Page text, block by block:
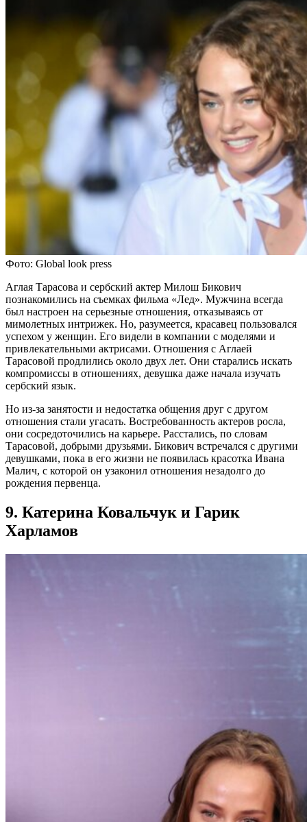
Фото: Global look press
Аглая Тарасова и сербский актер Милош Бикович
познакомились на съемках фильма «Лед». Мужчина всегда
был настроен на серьезные отношения, отказываясь от
мимолетных интрижек. Но, разумеется, красавец пользовался
успехом у женщин. Его видели в компании с моделями и
привлекательными актрисами. Отношения с Аглаей
Тарасовой продлились около двух лет. Они старались искать
компромиссы в отношениях, девушка даже начала изучать
сербский язык.
Но из-за занятости и недостатка общения друг с другом
отношения стали угасать. Востребованность актеров росла,
они сосредоточились на карьере. Расстались, по словам
Тарасовой, добрыми друзьями. Бикович встречался с другими
девушками, пока в его жизни не появилась красотка Ивана
Малич, с которой он узаконил отношения незадолго до
рождения первенца.
9. Катерина Ковальчук и Гарик
Харламов